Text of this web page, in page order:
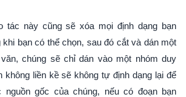
tác này cũng sẽ xóa mọi định dạng bạn
khi bạn có thể chọn, sau đó cắt và dán một
chúng sẽ chỉ dán vào một nhóm duy
không liền kề sẽ không tự định dạng lại để
nguồn gốc của chúng, nếu có đoạn bạn